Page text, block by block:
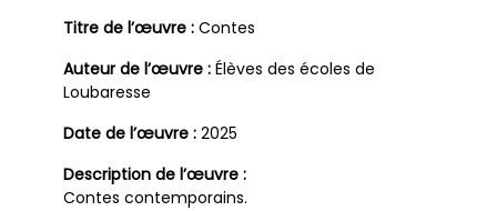
Titre de l’œuvre : Contes
Auteur de l’œuvre : Élèves des écoles de
Loubaresse
Date de l’œuvre : 2025
Description de l’œuvre :
Contes contemporains.